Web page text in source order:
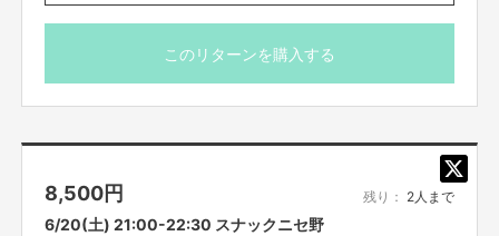
【所在地】
新宿区新宿5-18-21
このリターンを購入する
8,500円 残り： 2人まで
6/20(土) 21:00-22:30 スナックニセ野